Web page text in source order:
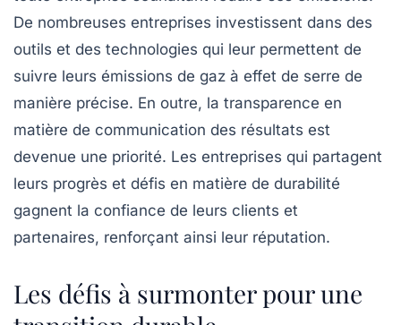
De nombreuses entreprises investissent dans des
outils et des technologies qui leur permettent de
suivre leurs émissions de gaz à effet de serre de
manière précise. En outre, la transparence en
matière de communication des résultats est
devenue une priorité. Les entreprises qui partagent
leurs progrès et défis en matière de durabilité
gagnent la confiance de leurs clients et
partenaires, renforçant ainsi leur réputation.
Les défis à surmonter pour une